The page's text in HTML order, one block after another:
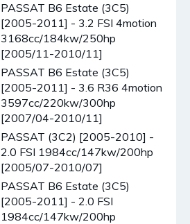
PASSAT B6 Estate (3C5)
[2005-2011] - 3.2 FSI 4motion
3168cc/184kw/250hp
[2005/11-2010/11]
PASSAT B6 Estate (3C5)
[2005-2011] - 3.6 R36 4motion
3597cc/220kw/300hp
[2007/04-2010/11]
PASSAT (3C2) [2005-2010] -
2.0 FSI 1984cc/147kw/200hp
[2005/07-2010/07]
PASSAT B6 Estate (3C5)
[2005-2011] - 2.0 FSI
1984cc/147kw/200hp